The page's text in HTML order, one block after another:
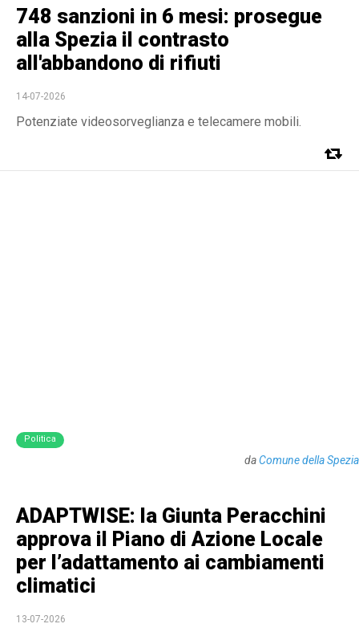
748 sanzioni in 6 mesi: prosegue
alla Spezia il contrasto
all'abbandono di rifiuti
14-07-2026
Potenziate videosorveglianza e telecamere mobili.
Politica
daComune della Spezia
ADAPTWISE: la Giunta Peracchini
approva il Piano di Azione Locale
per l’adattamento ai cambiamenti
climatici
13-07-2026